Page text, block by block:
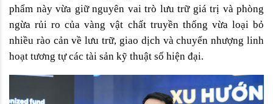
phẩm này vừa giữ nguyên vai trò lưu trữ giá trị và phòng
ngừa rủi ro của vàng vật chất truyền thống vừa loại bỏ
nhiều rào cản về lưu trữ, giao dịch và chuyển nhượng linh
hoạt tương tự các tài sản kỹ thuật số hiện đại.